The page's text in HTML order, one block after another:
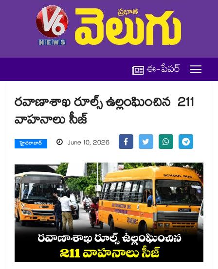
ఈ-పేపర్
రవాణాశాఖ రూల్స్ ఉల్లంఘించిన 211
వాహనాలు సీజ్
హైదరాబాద్ June 10, 2026